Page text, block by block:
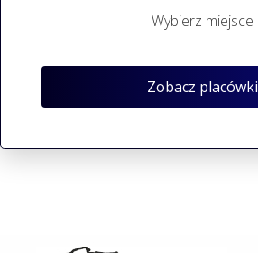
Wybierz miejsce
Zobacz placówki